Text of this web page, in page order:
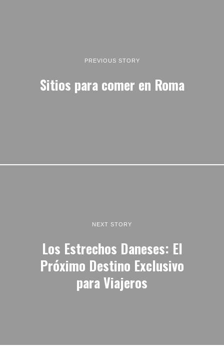
PREVIOUS STORY
Sitios para comer en Roma
NEXT STORY
Los Estrechos Daneses: El
Próximo Destino Exclusivo
para Viajeros